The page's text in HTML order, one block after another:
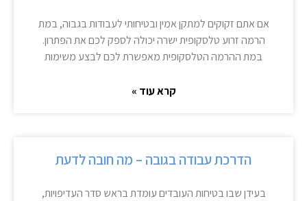
אם אתם זקוקים למתקן אמין ובטיחותי לעבודות בגבוה, במת
הרמה זרוע טלסקופית ישרה יכולה לספק לכם את הפתרון.
במת ההרמה הטלסקופית מאפשרת לכם לבצע משימות
קרא עוד »
הדרכת עבודה בגובה – מה חובה לדעת
בעידן שבו בטיחות העובדים עומדת בראש סדר העדיפויות,